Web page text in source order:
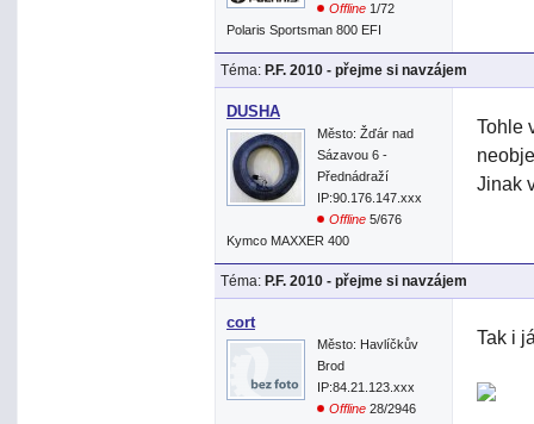
Offline 1/72
Polaris Sportsman 800 EFI
Téma: P.F. 2010 - přejme si navzájem
DUSHA
Město: Žďár nad
Sázavou 6 -
Přednádraží
IP:90.176.147.xxx
Offline 5/676
Kymco MAXXER 400
Tohle
Jinak
Téma: P.F. 2010 - přejme si navzájem
cort
Město: Havlíčkův
Brod
IP:84.21.123.xxx
Offline 28/2946
Tak i